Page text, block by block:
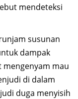
mendeteksi
susunan
dampak
mau
di dalam
duga menyisih